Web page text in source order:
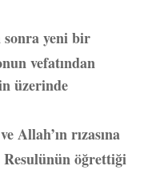
sonra yeni bir
vefatından
üzerinde
Allah’ın rızasına
Resulünün öğrettiği